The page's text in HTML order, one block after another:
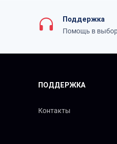
Поддержка
Помощь в
ПОДДЕРЖКА
Контакты